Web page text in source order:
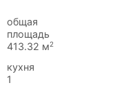
общая
площадь
413.32 м2
кухня
1